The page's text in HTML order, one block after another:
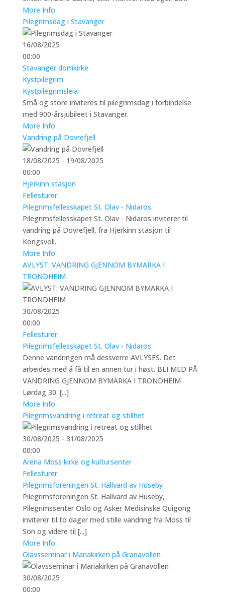
More Info
Pilegrimsdag i Stavanger
16/08/2025
00:00
Stavanger domkirke
Kystpilegrim
Kystpilegrimsleia
Små og store inviteres til pilegrimsdag i forbindelse
med 900-årsjubileet i Stavanger.
More Info
Vandring på Dovrefjell
18/08/2025 - 19/08/2025
00:00
Hjerkinn stasjon
Fellesturer
Pilegrimsfellesskapet St. Olav - Nidaros
Pilegrimsfellesskapet St. Olav - Nidaros inviterer til
vandring på Dovrefjell, fra Hjerkinn stasjon til
Kongsvoll.
More Info
AVLYST: VANDRING GJENNOM BYMARKA I
TRONDHEIM
30/08/2025
00:00
Fellesturer
Pilegrimsfellesskapet St. Olav - Nidaros
Denne vandringen må dessverre AVLYSES. Det
arbeides med å få til en annen tur i høst. BLI MED PÅ
VANDRING GJENNOM BYMARKA I TRONDHEIM
Lørdag 30. [...]
More Info
Pilegrimsvandring i retreat og stillhet
30/08/2025 - 31/08/2025
00:00
Arena Moss kirke og kultursenter
Fellesturer
Pilegrimsforeningen St. Hallvard av Huseby
Pilegrimsforeningen St. Hallvard av Huseby,
Pilegrimssenter Oslo og Asker Medisinske Quigong
inviterer til to dager med stille vandring fra Moss til
Son og videre til [...]
More Info
Olavsseminar i Mariakirken på Granavollen
30/08/2025
00:00